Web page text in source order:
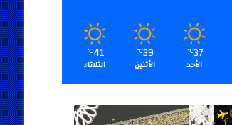
37
℃
الأحد
39
℃
الأثنين
41
℃
الثلاثاء